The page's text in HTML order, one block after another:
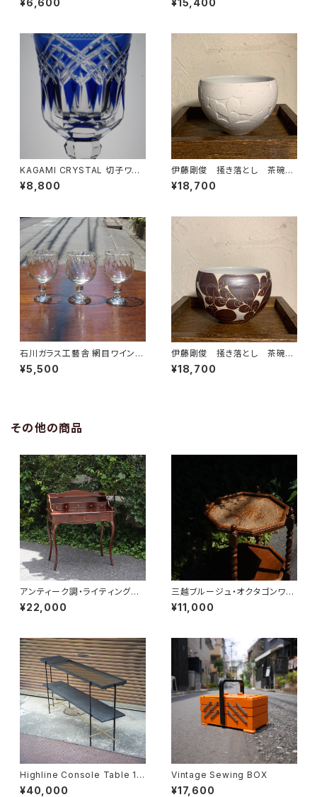
¥6,600 ¥15,400
KAGAMI CRYSTAL 切子ワイ
ングラス
¥8,800
伊藤剛俊 掻き落とし 茶碗
白
¥18,700
石川ガラス工藝舎 網目ワイング
ラス
¥5,500
伊藤剛俊 掻き落とし 茶碗
茶色
¥18,700
その他の商品
アンティーク調・ライティングデ
スク
¥22,000
三越ブルージュ・オクタゴンワゴ
ン
¥11,000
Highline Console Table 18
0
¥40,000
Vintage Sewing BOX
¥17,600